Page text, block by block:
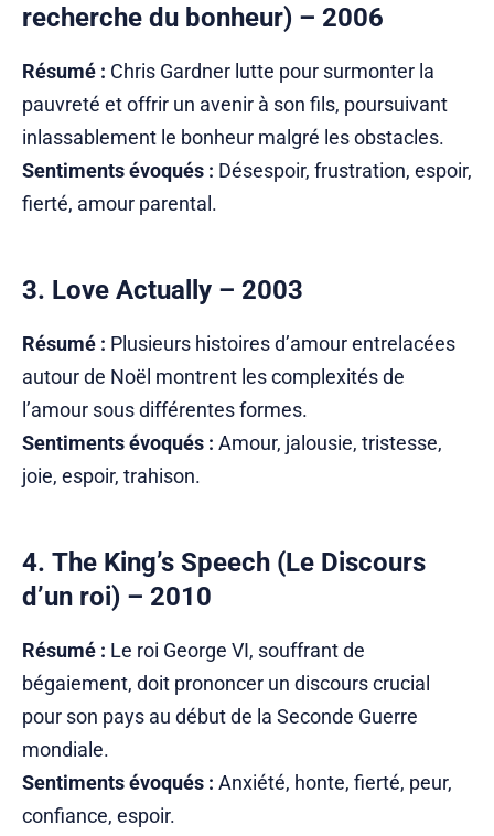
recherche du bonheur) – 2006
Résumé : Chris Gardner lutte pour surmonter la
pauvreté et offrir un avenir à son fils, poursuivant
inlassablement le bonheur malgré les obstacles.
Sentiments évoqués : Désespoir, frustration, espoir,
fierté, amour parental.
3. Love Actually – 2003
Résumé : Plusieurs histoires d’amour entrelacées
autour de Noël montrent les complexités de
l’amour sous différentes formes.
Sentiments évoqués : Amour, jalousie, tristesse,
joie, espoir, trahison.
4. The King’s Speech (Le Discours
d’un roi) – 2010
Résumé : Le roi George VI, souffrant de
bégaiement, doit prononcer un discours crucial
pour son pays au début de la Seconde Guerre
mondiale.
Sentiments évoqués : Anxiété, honte, fierté, peur,
confiance, espoir.